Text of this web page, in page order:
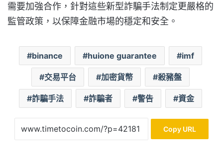
需要加強合作，針對這些新型詐騙手法制定更嚴格的
監管政策，以保障金融市場的穩定和安全。
binance huione guarantee imf
交易平台 加密貨幣 殺豬盤
詐騙手法 詐騙者 警告 資金
Copy URL